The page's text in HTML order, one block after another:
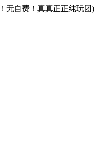
无自费！真真正正纯玩团)